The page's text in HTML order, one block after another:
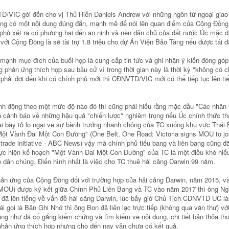
VIC gởi đến cho vị Thủ Hiến Daniels Andrew với những ngôn từ ngoại
có một nội dung đúng đắn, mạnh mẽ để nói lên quan điểm của Cộng
xét ra có phương hại đến an ninh và nền dân chủ của đất nước Úc mặc
Cộng Đồng là sẽ tài trợ 1.8 triệu cho dự Án Viện Bảo Tàng nếu được tái
mục đích của buổi họp là cung cấp tin tức và ghi nhận ý kiến đóng
phản ứng thích hợp sau bầu cử vì trong thời gian này là thời kỳ "không có
đợi đến khi có chính phủ mới thì CĐNVTD/VIC mới có thể tiếp tục lên
động theo một mức độ nào đó thì cũng phải hiểu rằng mặc dầu "Các nhân
cảnh báo về những hậu quả "chiến lược" nghiêm trọng nếu Úc chính thức
bày tỏ lo ngại về sự bành trướng nhanh chóng của TC xuống khu vực Thái
Vành Đai Một Con Đường" (One Belt, One Road: Victoria signs MOU to
initiative - ABC News) vậy mà chính phủ tiểu bang và liên bang cũng
hiện kế hoạch "Một Vành Đai Một Con Đường" của TC là một điều khó
chúng. Điển hình nhất là việc cho TC thuê hải cảng Darwin 99 năm.
ứng của Cộng Đồng đối với trường hợp của hải cảng Darwin, năm 2015,
được ký kết giữa Chính Phủ Liên Bang và TC vào năm 2017 thì ông
lên tiếng về vấn đề hải cảng Darwin, lúc bấy giờ Chủ Tịch CĐNVTD UC
gọi là Bản Ghi Nhớ thì ông Bon đã liên lạc trực tiếp (không qua văn thư)
như đã cố gắng kiểm chứng và tìm kiếm về nội dung, chi tiết bản thỏa
ứng thích hợp nhưng cho đến nay vẫn chưa có kết quả.